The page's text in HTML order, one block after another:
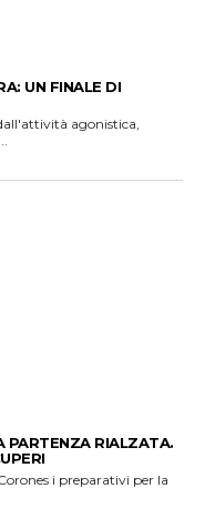
UN FINALE DI
agonistica,
PARTENZA RIALZATA.
i preparativi per la